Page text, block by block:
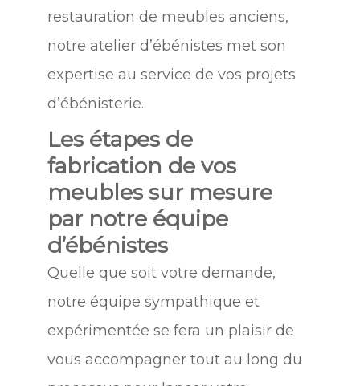
restauration de meubles anciens,
notre atelier d’ébénistes met son
expertise au service de vos projets
d’ébénisterie.
Les étapes de
fabrication de vos
meubles sur mesure
par notre équipe
d’ébénistes
Quelle que soit votre demande,
notre équipe sympathique et
expérimentée se fera un plaisir de
vous accompagner tout au long du